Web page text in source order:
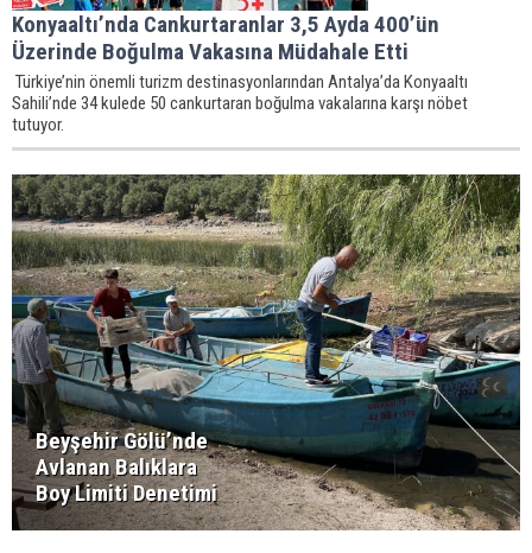
Konyaaltı’nda Cankurtaranlar 3,5 Ayda 400’ün
Üzerinde Boğulma Vakasına Müdahale Etti
Türkiye’nin önemli turizm destinasyonlarından Antalya’da Konyaaltı
Sahili’nde 34 kulede 50 cankurtaran boğulma vakalarına karşı nöbet
tutuyor.
Beyşehir Gölü’nde
Avlanan Balıklara
Boy Limiti Denetimi